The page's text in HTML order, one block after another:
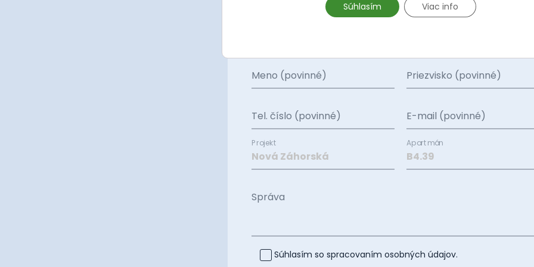
Prosím, vyplňte tento jednoduchý kontaktný formulár a my
Meno (povinné) Priezvisko (povinné)
Tel. číslo (povinné) E-mail (povinné)
Projekt Apartmán
Správa
Súhlasím so spracovaním osobných údajov.
Súhlasím Viac info